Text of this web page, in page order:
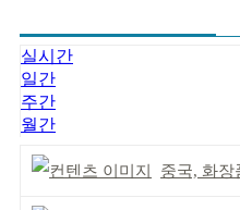
실시간
일간
주간
월간
중국, 화장품